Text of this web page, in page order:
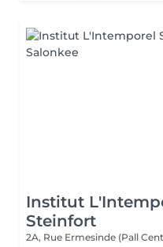
Institut
Steinfort
2A, Rue Ermesinde (Pall